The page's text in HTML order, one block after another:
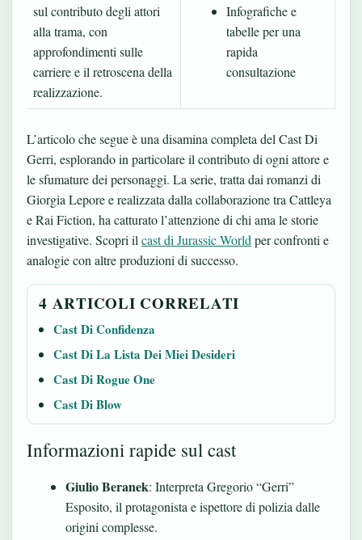
sul contributo degli attori
alla trama, con
approfondimenti sulle
carriere e il retroscena della
realizzazione.
Infografiche e
tabelle per una
rapida
consultazione
L’articolo che segue è una disamina completa del Cast Di
Gerri, esplorando in particolare il contributo di ogni attore e
le sfumature dei personaggi. La serie, tratta dai romanzi di
Giorgia Lepore e realizzata dalla collaborazione tra Cattleya
e Rai Fiction, ha catturato l’attenzione di chi ama le storie
investigative. Scopri il cast di Jurassic World per confronti e
analogie con altre produzioni di successo.
4 ARTICOLI CORRELATI
Cast Di Confidenza
Cast Di La Lista Dei Miei Desideri
Cast Di Rogue One
Cast Di Blow
Informazioni rapide sul cast
Giulio Beranek: Interpreta Gregorio “Gerri”
Esposito, il protagonista e ispettore di polizia dalle
origini complesse.